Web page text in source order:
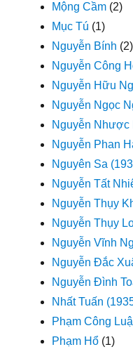
Mộng Cầm (2)
Mục Tú (1)
Nguyễn Bính (2)
Nguyễn Công
Nguyễn Hữu
Nguyễn Ngọc
Nguyễn Nhược
Nguyễn Phan
Nguyên Sa
Nguyễn Tất
Nguyễn Thụy
Nguyễn Thụy
Nguyễn Vĩnh
Nguyễn Đắc
Nguyễn Đình
Nhất Tuấn
Phạm Công
Phạm Hổ (1)